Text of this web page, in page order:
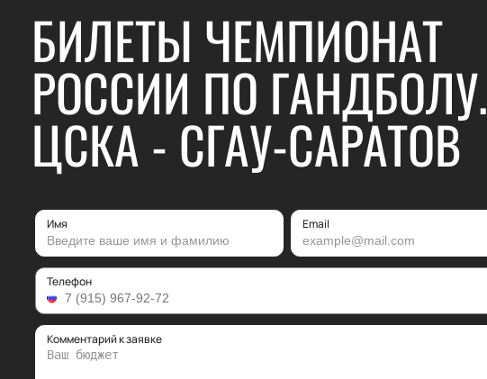
БИЛЕТЫ ЧЕМПИОНАТ
РОССИИ ПО ГАНДБОЛУ.
ЦСКА - СГАУ-САРАТОВ
Имя Email
Телефон
Комментарий к заявке